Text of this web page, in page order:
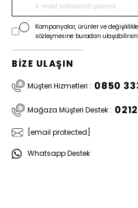
Kampanyalar, ürünler ve
sözleşmesine buradan ulaşabilirsin
BİZE ULAŞIN
Müşteri Hizmetleri : 0850
Mağaza Müşteri Destek :
[email protected]
Whatsapp Destek